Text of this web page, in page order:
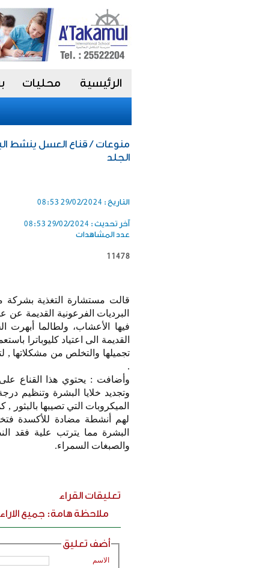
الرئيسية محليات
منوعات / قناع العسل ينشط
الجلد
التاريخ : 29/02/2024 08:53
آخر تحديث : 29/02/2024 08:53
عدد المشاهدات
11478
قالت مستشارة التغذية بشركة
البرديات الفرعونية القديمة عن
فيها الأعشاب، ولطالما أبهرت
القديمة الى اعتياد كليوباترا
تجميلها والتخلص من مشكلاتها ,
.
وأضافت : يحتوي هذا القناع
وتجديد خلايا البشرة وتنظيم
الميكروبات التي تصيبها
لهم أنشطة مضادة للأكسدة
البشرة مما يترتب علية فقد
والصبغات السمراء.
تعليقات القراء
ملاحظة هامة: جميع
أضف تعليق
الاسم